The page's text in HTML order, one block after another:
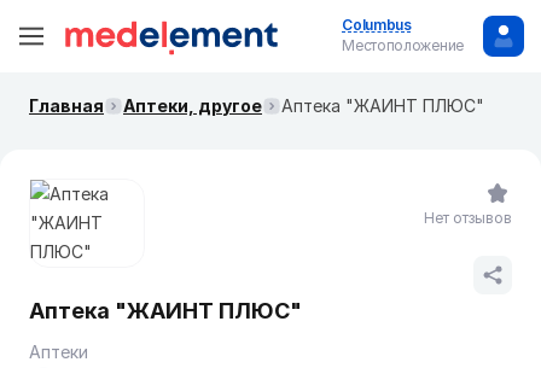
Columbus
Местоположение
Главная Аптеки, другое Аптека "ЖАИНТ ПЛЮС"
Аптека "ЖАИНТ ПЛЮС"
Аптеки
Нет отзывов